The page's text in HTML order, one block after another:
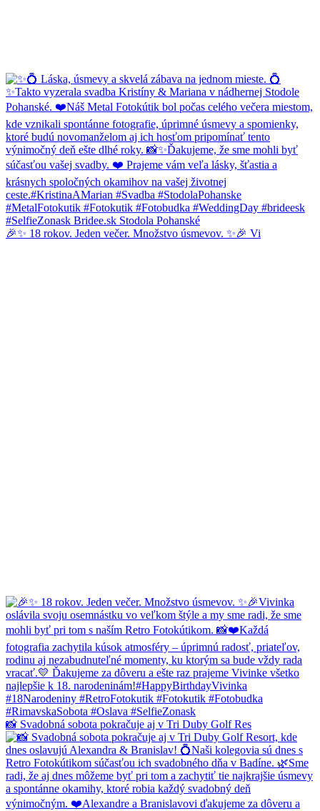
🎉✨ 18 rokov. Jeden večer. Množstvo úsmevov. ✨🎉 Vi
📸 Svadobná sobota pokračuje aj v Tri Duby Golf Res